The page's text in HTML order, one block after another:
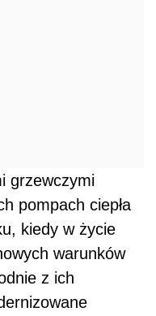
grzewczymi
pompach ciepła
kiedy w życie
warunków
z ich